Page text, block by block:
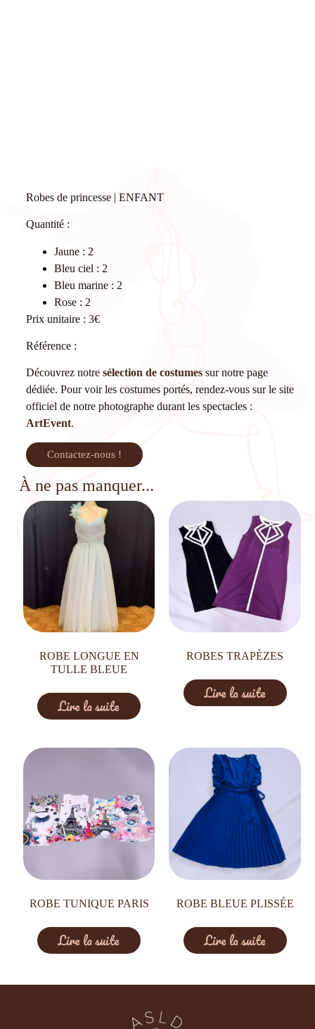
Robes de princesse | ENFANT
Quantité :
Jaune : 2
Bleu ciel : 2
Bleu marine : 2
Rose : 2
Prix unitaire : 3€
Référence :
Découvrez notre sélection de costumessur notre page
dédiée. Pour voir les costumes portés, rendez-vous sur le site
officiel de notre photographe durant les spectacles :
ArtEvent.
Contactez-nous !
À ne pas manquer...
ROBE LONGUE EN
TULLE BLEUE
Lire la suite
ROBES TRAPÈZES
Lire la suite
ROBE TUNIQUE PARIS
Lire la suite
ROBE BLEUE PLISSÉE
Lire la suite